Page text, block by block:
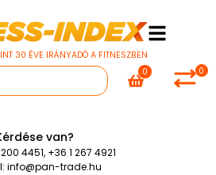
30 ÉVE IRÁNYADÓ A FITNESZBEN
0
0
van?
4451, +36 1 267 4921
info@pan-trade.hu